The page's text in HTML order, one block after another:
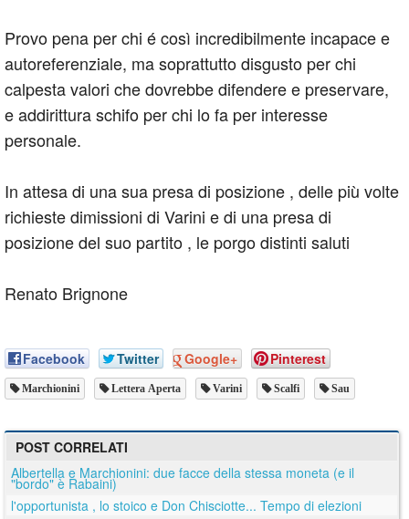
Provo pena per chi é così incredibilmente incapace e
autoreferenziale, ma soprattutto disgusto per chi
calpesta valori che dovrebbe difendere e preservare,
e addirittura schifo per chi lo fa per interesse
personale.
In attesa di una sua presa di posizione , delle più volte
richieste dimissioni di Varini e di una presa di
posizione del suo partito , le porgo distinti saluti
Renato Brignone
Facebook Twitter Google+ Pinterest
Marchionini Lettera Aperta Varini Scalfi Sau
POST CORRELATI
Albertella e Marchionini: due facce della stessa moneta (e il
"bordo" è Rabaini)
l'opportunista , lo stoico e Don Chisciotte... Tempo di elezioni